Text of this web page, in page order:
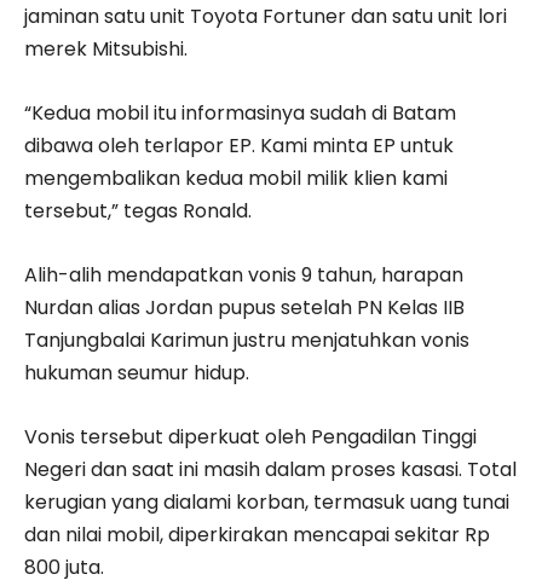
jaminan satu unit Toyota Fortuner dan satu unit lori
merek Mitsubishi.
“Kedua mobil itu informasinya sudah di Batam
dibawa oleh terlapor EP. Kami minta EP untuk
mengembalikan kedua mobil milik klien kami
tersebut,” tegas Ronald.
Alih-alih mendapatkan vonis 9 tahun, harapan
Nurdan alias Jordan pupus setelah PN Kelas IIB
Tanjungbalai Karimun justru menjatuhkan vonis
hukuman seumur hidup.
Vonis tersebut diperkuat oleh Pengadilan Tinggi
Negeri dan saat ini masih dalam proses kasasi. Total
kerugian yang dialami korban, termasuk uang tunai
dan nilai mobil, diperkirakan mencapai sekitar Rp
800 juta.